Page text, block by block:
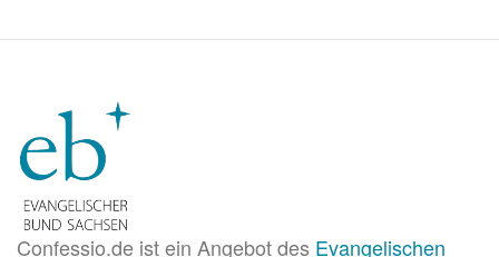
Confessio.de ist ein Angebot des Evangelischen